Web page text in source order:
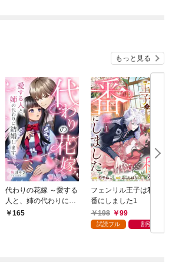
もっと見る
代わりの花嫁 ～愛する
人と、姉の代わりに結
婚します～ 1
165
フェンリル王子は私を
番にしました1
198
99
試読フル 割引